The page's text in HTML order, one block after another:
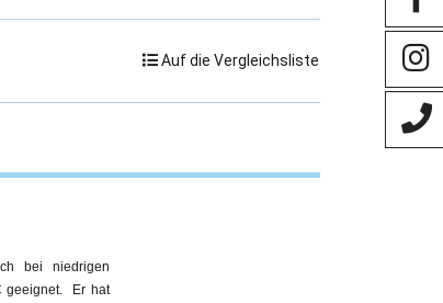
Auf die Vergleichsliste
bei niedrigen
geeignet. Er hat